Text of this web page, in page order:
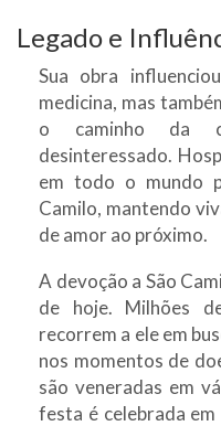
Legado e
Sua obra
medicina, mas
o caminho da
desinteressado.
em todo o mundo
Camilo, mantendo
de amor ao próximo.
A devoção a São
de hoje. Milhões
recorrem a ele em
nos momentos de
são veneradas em
festa é celebrada